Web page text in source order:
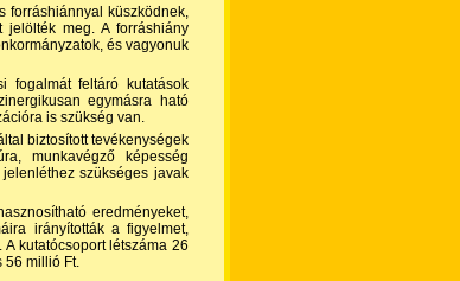
forráshiánnyal küszködnek,
jelölték meg. A forráshiány
és vagyonuk
fogalmát feltáró kutatások
egymásra ható
is szükség van.
biztosított tevékenységek
munkavégző képesség
szükséges javak
eredményeket,
irányították a figyelmet,
kutatócsoport létszáma 26
56 millió Ft.